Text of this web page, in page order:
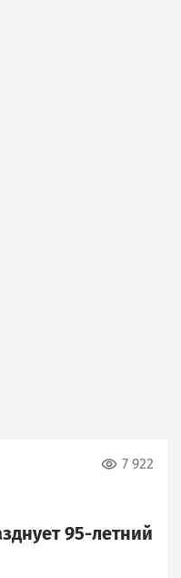
7 922
95-летний